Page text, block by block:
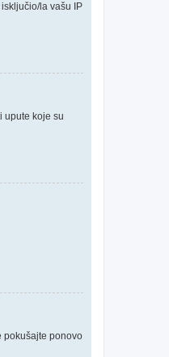
la vašu IP
upute koje su
pokušajte ponovo